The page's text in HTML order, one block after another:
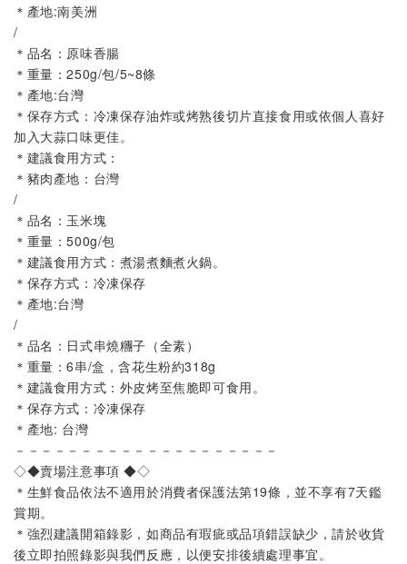
＊產地:南美洲
/
＊品名：原味香腸
＊重量：250g/包/5~8條
＊產地:台灣
＊保存方式：冷凍保存油炸或烤熟後切片直接食用或依個人喜好
加入大蒜口味更佳。
＊建議食用方式：
＊豬肉產地：台灣
/
＊品名：玉米塊
＊重量：500g/包
＊建議食用方式：煮湯煮麵煮火鍋。
＊保存方式：冷凍保存
＊產地:台灣
/
＊品名：日式串燒糰子（全素）
＊重量：6串/盒，含花生粉約318g
＊建議食用方式：外皮烤至焦脆即可食用。
＊保存方式：冷凍保存
＊產地: 台灣
－－－－－－－－－－－－－－－－－－－－
◇◆賣場注意事項 ◆◇
＊生鮮食品依法不適用於消費者保護法第19條，並不享有7天鑑
賞期。
＊強烈建議開箱錄影，如商品有瑕疵或品項錯誤缺少，請於收貨
後立即拍照錄影與我們反應，以便安排後續處理事宜。